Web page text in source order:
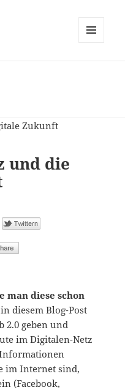
und die
man diese schon
diesem Blog-Post
2.0 geben und
im Digitalen-Netz
im Internet sind,
(Facebook,